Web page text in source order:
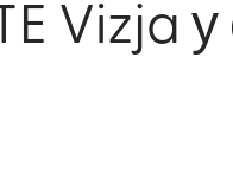
TE Vizja